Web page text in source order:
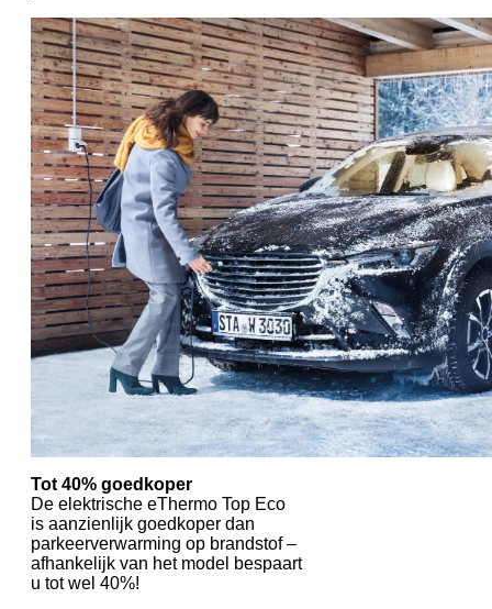
Tot 40% goedkoper
De elektrische eThermo Top Eco
is aanzienlijk goedkoper dan
parkeerverwarming op brandstof –
afhankelijk van het model bespaart
u tot wel 40%!